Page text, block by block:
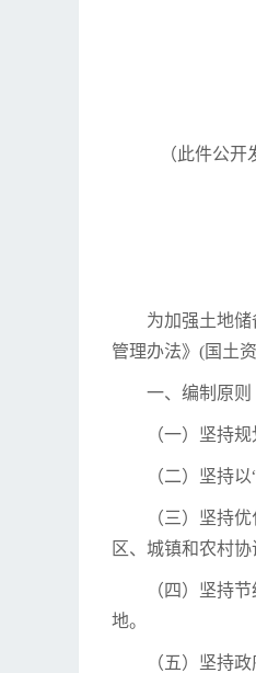
（此件公开
为加强土地
管理办法》(国土
一、编制原则
（一）坚持
（二）坚持
（三）坚持
区、城镇和农村协
（四）坚持
地。
（五）坚持